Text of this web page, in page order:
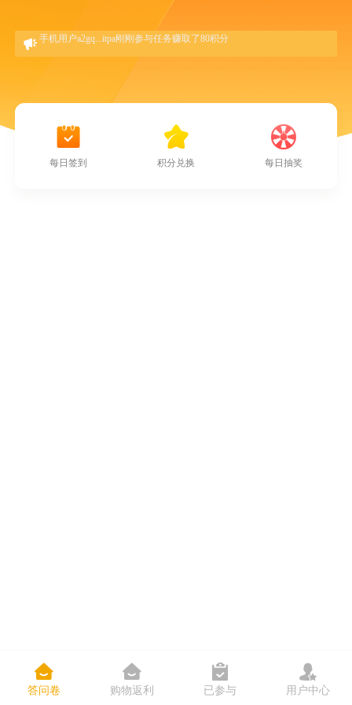

手机用户a4zs...z26a刚刚参与任务赚取了80积分
手机用户a2gq...itpa刚刚参与任务赚取了80积分
手机用户mwkz...klbg刚刚参与任务赚取了2积分
手机用户a4zs...z26a刚刚参与任务赚取了80积分
手机用户a2gq...itpa刚刚参与任务赚取了80积分

每日签到

积分兑换

每日抽奖

答问卷

购物返利

已参与

用户中心